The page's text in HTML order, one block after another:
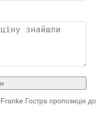
Franke Гостра пропозиція до